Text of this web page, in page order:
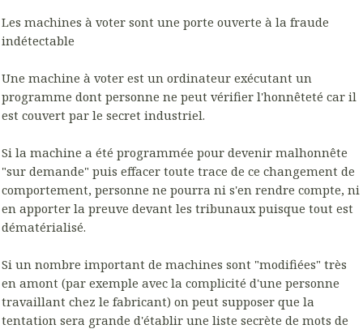
Les machines à voter sont une porte ouverte à la fraude
indétectable
Une machine à voter est un ordinateur exécutant un
programme dont personne ne peut vérifier l'honnêteté car il
est couvert par le secret industriel.
Si la machine a été programmée pour devenir malhonnête
"sur demande" puis effacer toute trace de ce changement de
comportement, personne ne pourra ni s'en rendre compte, ni
en apporter la preuve devant les tribunaux puisque tout est
dématérialisé.
Si un nombre important de machines sont "modifiées" très
en amont (par exemple avec la complicité d'une personne
travaillant chez le fabricant) on peut supposer que la
tentation sera grande d'établir une liste secrète de mots de